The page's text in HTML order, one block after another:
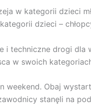
w kategorii dzieci
dzieci –
techniczne drogi
w swoich
weekend. Obaj
stanęli na